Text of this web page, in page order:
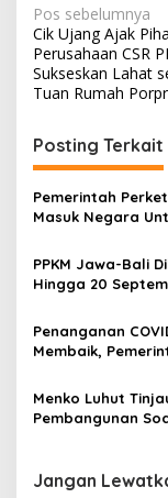
N
a
v
i
g
a
s
i
p
o
s
Pos sebelumnya
Cik Ujang Ajak
Perusahaan CSR
Sukseskan Lahat
Tuan Rumah
Posting Terkait
Pemerintah
Masuk Negara
PPKM Jawa-Bali
Hingga 20
Penanganan
Membaik,
Penyesuaian
Bali
Menko Luhut
Pembangunan
Jangan